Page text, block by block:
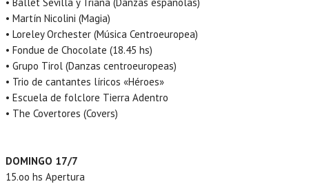
• Martín Nicolini (Magia)
• Loreley Orchester (Música Centroeuropea)
• Fondue de Chocolate (18.45 hs)
• Grupo Tirol (Danzas centroeuropeas)
• Trio de cantantes líricos «Héroes»
• Escuela de folclore Tierra Adentro
• The Covertores (Covers)
DOMINGO 17/7
15.oo hs Apertura